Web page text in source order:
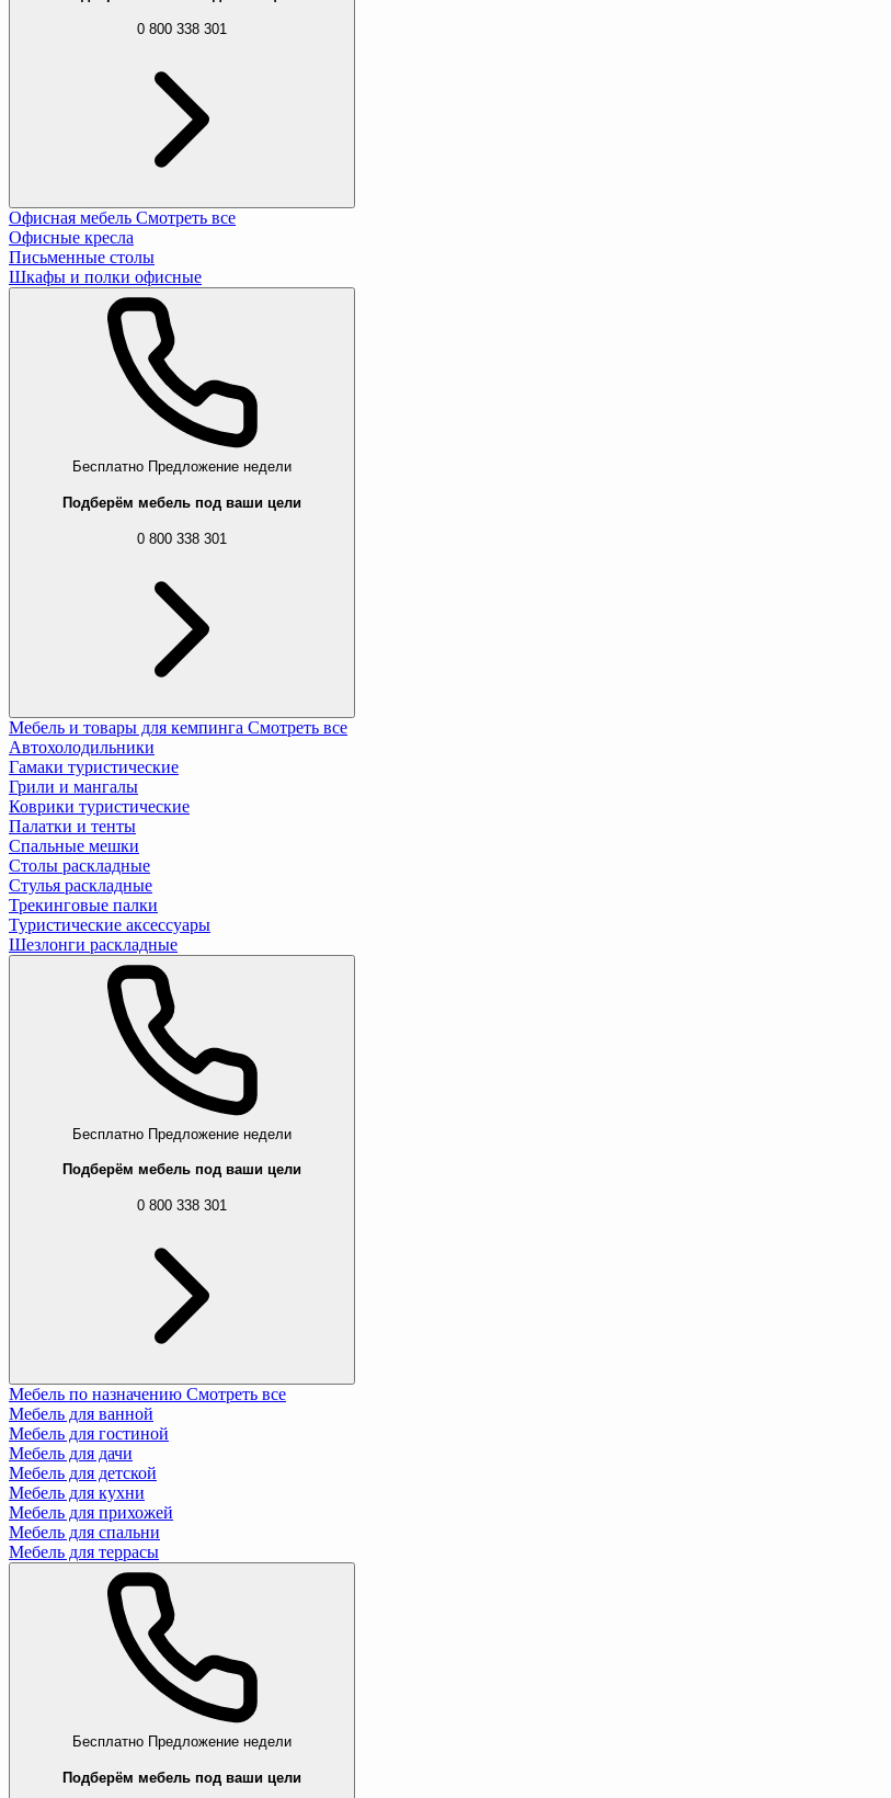
0 800 338 301
Офисная мебель Смотреть все
Офисные кресла
Письменные столы
Шкафы и полки офисные
Бесплатно Предложение недели
Подберём мебель под ваши цели
0 800 338 301
Мебель и товары для кемпинга Смотреть все
Автохолодильники
Гамаки туристические
Грили и мангалы
Коврики туристические
Палатки и тенты
Спальные мешки
Столы раскладные
Стулья раскладные
Трекинговые палки
Туристические аксессуары
Шезлонги раскладные
Бесплатно Предложение недели
Подберём мебель под ваши цели
0 800 338 301
Мебель по назначению Смотреть все
Мебель для ванной
Мебель для гостиной
Мебель для дачи
Мебель для детской
Мебель для кухни
Мебель для прихожей
Мебель для спальни
Мебель для террасы
Бесплатно Предложение недели
Подберём мебель под ваши цели